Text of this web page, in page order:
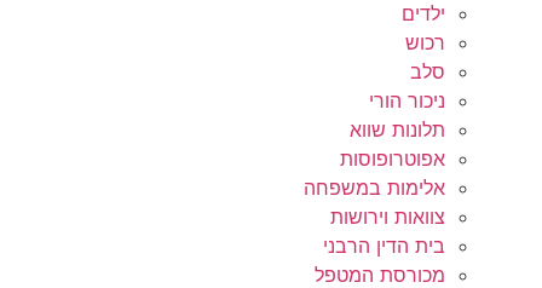
ילדים
רכוש
סלב
ניכור הורי
תלונות שווא
אפוטרופוסות
אלימות במשפחה
צוואות וירושות
בית הדין הרבני
מכורסת המטפל